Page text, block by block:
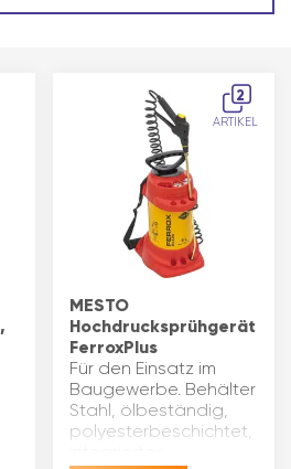
2
ARTIKEL
MESTO
Hochdrucksprühgerät
FerroxPlus
Für den Einsatz im
Baugewerbe. Behälter
Stahl, ölbeständig,
polyesterbeschichtet,